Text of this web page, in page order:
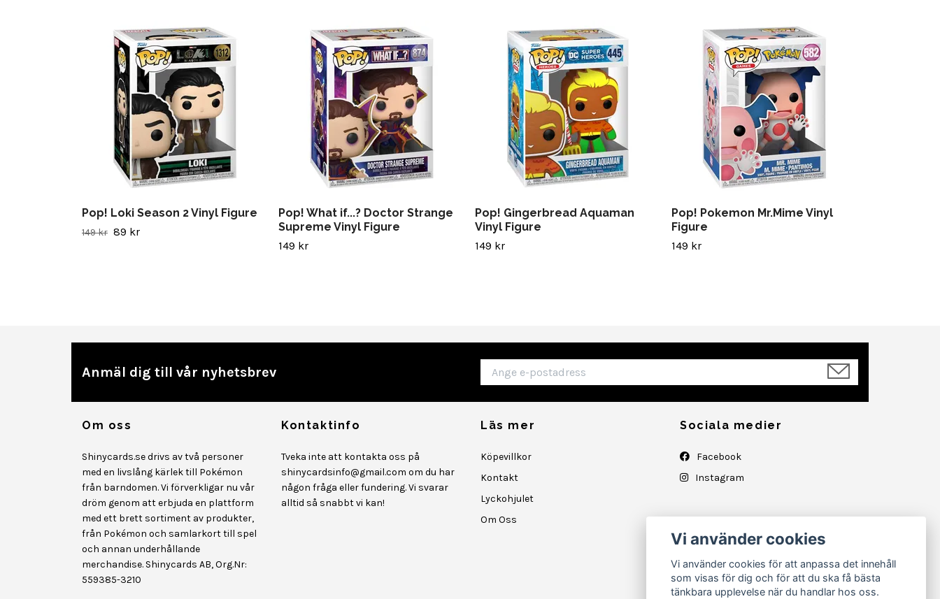
Pop! Loki Season 2 Vinyl Figure
149 kr 89 kr
Pop! What if...? Doctor Strange
Supreme Vinyl Figure
149 kr
Pop! Gingerbread Aquaman
Vinyl Figure
149 kr
Pop! Pokemon Mr.Mime Vinyl
Figure
149 kr
Anmäl dig till vår nyhetsbrev
Om oss
Shinycards.se drivs av två personer
med en livslång kärlek till Pokémon
från barndomen. Vi förverkligar nu vår
dröm genom att erbjuda en plattform
med ett brett sortiment av produkter,
från Pokémon och samlarkort till spel
och annan underhållande
merchandise. Shinycards AB, Org.Nr:
559385-3210
Kontaktinfo
Tveka inte att kontakta oss på
shinycardsinfo@gmail.com om du har
någon fråga eller fundering. Vi svarar
alltid så snabbt vi kan!
Läs mer
Köpevillkor
Kontakt
Lyckohjulet
Om Oss
Sociala medier
Facebook
Instagram
Vi använder cookies
Vi använder cookies för att anpassa det innehåll
som visas för dig och för att du ska få bästa
tänkbara upplevelse när du handlar hos oss.